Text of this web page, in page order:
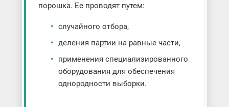
порошка. Ее проводят путем:
случайного отбора,
деления партии на равные части,
применения специализированного
оборудования для обеспечения
однородности выборки.